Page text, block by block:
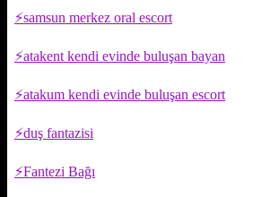
samsun merkez oral escort
atakent kendi evinde buluşan bayan
atakum kendi evinde buluşan escort
duş fantazisi
Fantezi Bağı